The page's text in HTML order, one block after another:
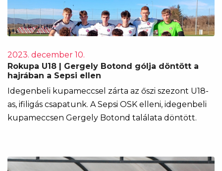
2023. december 10.
Rokupa U18 | Gergely Botond gólja döntött a
hajrában a Sepsi ellen
Idegenbeli kupameccsel zárta az őszi szezont U18-
as, ifiligás csapatunk. A Sepsi OSK elleni, idegenbeli
kupameccsen Gergely Botond találata döntött.